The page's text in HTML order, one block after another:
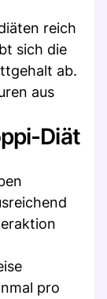
reich
sich die
ab.
aus
Diät
pro